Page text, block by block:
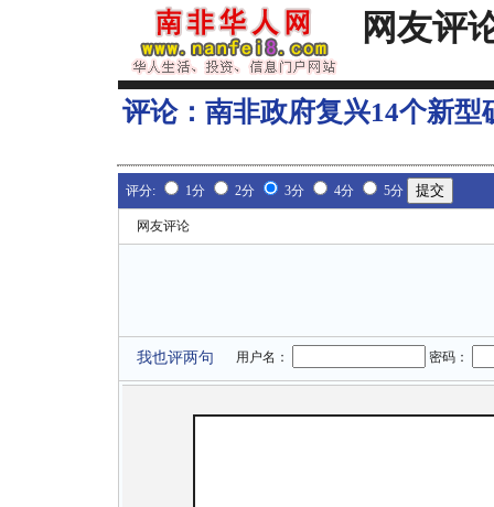
网友评
评论： 南非政府复兴14个新
评分: 1分 2分 3分 4分 5分
网友评论
我也评两句 用户名： 密码：